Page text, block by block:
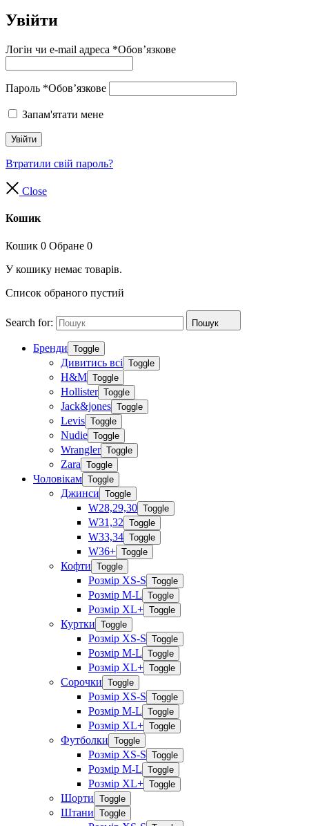
Увійти
Логін чи e-mail адреса *Обов’язкове
Пароль *Обов’язкове
Запам'ятати мене
Увійти
Втратили свій пароль?
Close
Кошик
Кошик 0 Обране 0
У кошику немає товарів.
Список обраного пустий
Search for: Пошук
Бренди Toggle
Дивитись всі Toggle
H&M Toggle
Hollister Toggle
Jack&jones Toggle
Levis Toggle
Nudie Toggle
Wrangler Toggle
Zara Toggle
Чоловікам Toggle
Джинси Toggle
W28,29,30 Toggle
W31,32 Toggle
W33,34 Toggle
W36+ Toggle
Кофти Toggle
Розмір XS-S Toggle
Розмір M-L Toggle
Розмір XL+ Toggle
Куртки Toggle
Розмір XS-S Toggle
Розмір M-L Toggle
Розмір XL+ Toggle
Сорочки Toggle
Розмір XS-S Toggle
Розмір M-L Toggle
Розмір XL+ Toggle
Футболки Toggle
Розмір XS-S Toggle
Розмір M-L Toggle
Розмір XL+ Toggle
Шорти Toggle
Штани Toggle